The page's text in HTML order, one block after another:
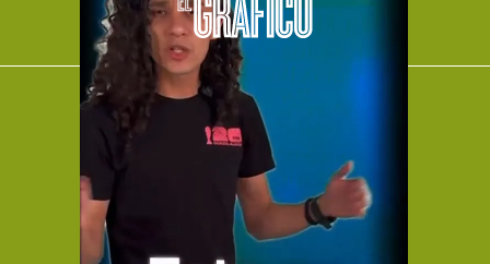
El Universal
Vive USA
Clase